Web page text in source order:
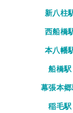
新八柱
西船橋
本八幡
船橋駅
幕張本
稲毛駅